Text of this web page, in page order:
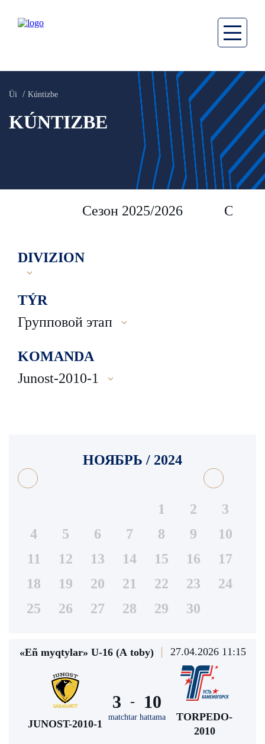
Üi Kúntizbe
KÚNTIZBE
Сезон 2025/2026 Сезон
DIVIZION
TÝR
Групповой этап
KOMANDA
Junost-2010-1
НОЯБРЬ / 2024
1 2
3
4
5 6 7 8 9
10
11
12 13 14 15 16
17
18
19 20 21 22 23
24
25
26 27 28 29 30
«Eñ myqtylar» U-16 (А toby) 27.04.2026 11:15
JUNOST-2010-1
3 -
matchtar hattama
10
TORPEDO-
2010